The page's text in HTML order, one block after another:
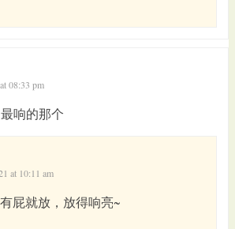
08:33 pm
响的那个
at 10:11 am
屁就放，放得响亮~